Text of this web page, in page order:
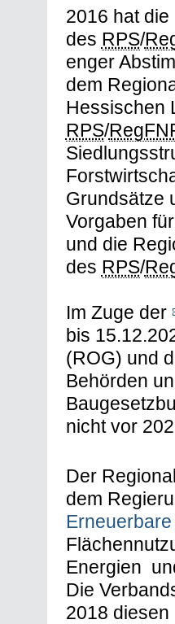
2016 hat
des RPS/
enger
dem
Hessischen
RPS/
Grundsätze
Vorgaben
und die
des RPS/
Im Zuge der
bis
(ROG) und
Behörden
nicht vor
Der
dem
Energien
Die
2018